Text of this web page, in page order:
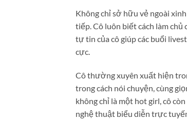
Không chỉ sở hữu vẻ ngoài
tiếp. Cô luôn biết cách làm
tự tin của cô giúp các buổi
cực.
Cô thường xuyên xuất hiện
trong cách nói chuyện, cùng
không chỉ là một hot girl, cô
nghệ thuật biểu diễn trực